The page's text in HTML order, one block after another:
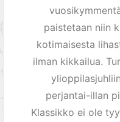
paistetaan niin
kotimaisesta
ilman kikkailua.
perjantai-illan
Klassikko ei ole